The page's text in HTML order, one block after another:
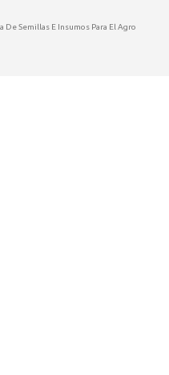
Semillas E Insumos Para El Agro